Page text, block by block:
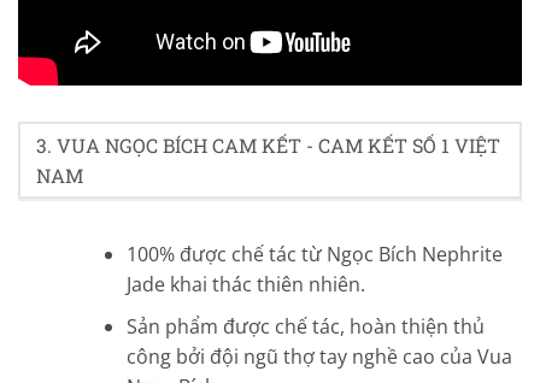
4.3/5 - (43 bình chọn)
3. VUA NGỌC BÍCH CAM KẾT - CAM KẾT SỐ 1 VIỆT
NAM
100% được chế tác từ Ngọc Bích Nephrite
Jade khai thác thiên nhiên.
Sản phẩm được chế tác, hoàn thiện thủ
công bởi đội ngũ thợ tay nghề cao của Vua